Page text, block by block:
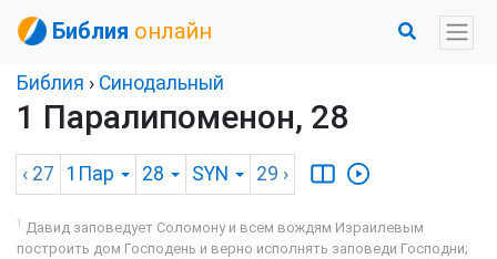
Библия онлайн
Библия › Синодальный
1 Паралипоменон, 28
‹ 27 1Пар 28 SYN 29 ›
1 Давид заповедует Соломону и всем вождям Израилевым
построить дом Господень и верно исполнять заповеди Господни;